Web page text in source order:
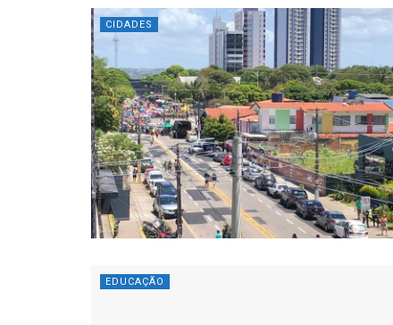
CIDADES
EDUCAÇÃO